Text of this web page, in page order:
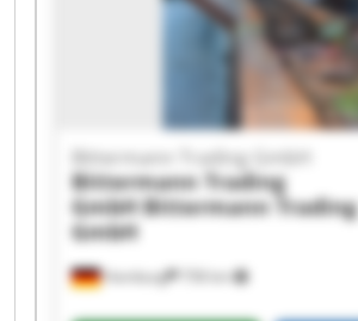
Hamburg 758 km
Bittermann Trading GmbH
Bittermann Trading
GmbHBittermann Trading
GmbH